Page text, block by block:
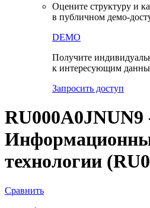
Оцените структуру и
в публичном демо-
DEMO
Получите
к интересующим
Запросить доступ
технологии
Сравнить